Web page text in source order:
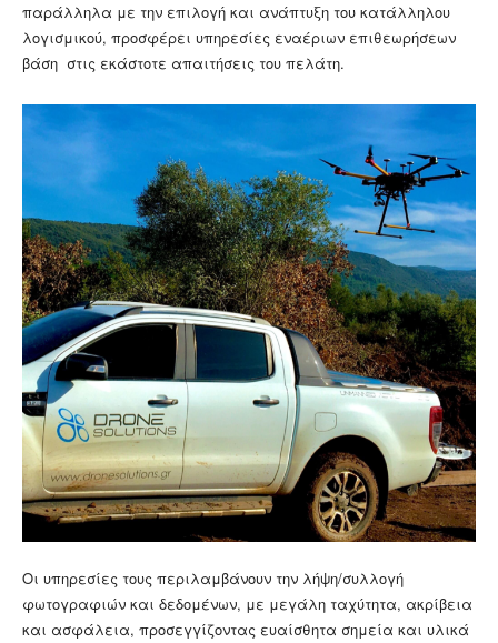
παράλληλα με την επιλογή και ανάπτυξη του κατάλληλου
λογισμικού, προσφέρει υπηρεσίες εναέριων επιθεωρήσεων
βάση στις εκάστοτε απαιτήσεις του πελάτη.
Οι υπηρεσίες τους περιλαμβάνουν την λήψη/συλλογή
φωτογραφιών και δεδομένων, με μεγάλη ταχύτητα, ακρίβεια
και ασφάλεια, προσεγγίζοντας ευαίσθητα σημεία και υλικά